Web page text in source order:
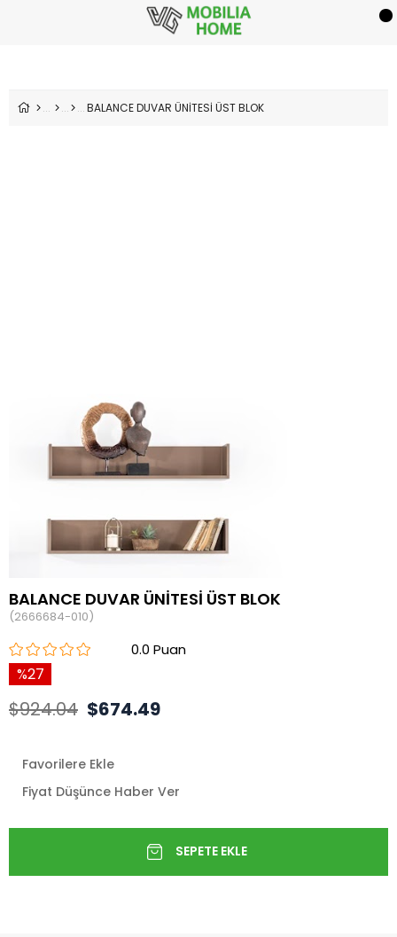
BALANCE DUVAR ÜNİTESİ ÜST BLOK
BALANCE DUVAR ÜNİTESİ ÜST BLOK
(2666684-010)
0.0
27
$924.04 $674.49
Favorilere Ekle
Fiyat Düşünce Haber Ver